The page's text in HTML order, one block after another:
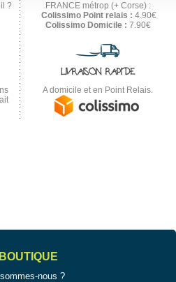
?
FRANCE métrop (+ Corse) :
Colissimo Point relais : 4.90€
Colissimo Domicile : 7.90€
LIVRAISON RAPIDE
A domicile et en Point Relais.
nous ?